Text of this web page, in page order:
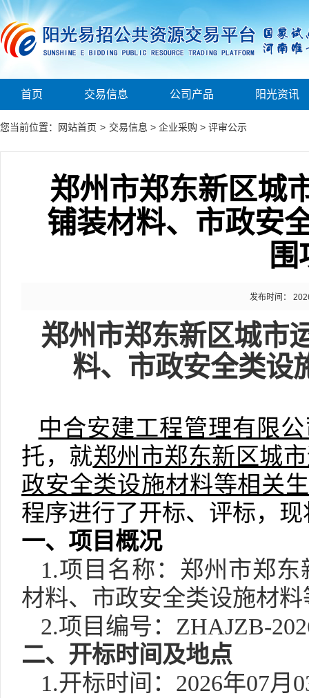
首页 交易信息 公司产品 阳光资讯
您当前位置： 网站首页 > 交易信息 > 企业采购 > 评审公示
郑州市郑东新区城
铺装材料、市政安
发布时间：
郑州市郑东新区城市
料、市政安全类设
中合安建工程管理有限
托，就郑州市郑东新区城
政安全类设施材料等相关
程序进行了开标、评标，
一、项目概况
1.项目名称：郑州市郑
材料、市政安全类设施材
2.项目编号：ZHAJZB-
二、开标时间及地点
1.开标时间：2026年07月